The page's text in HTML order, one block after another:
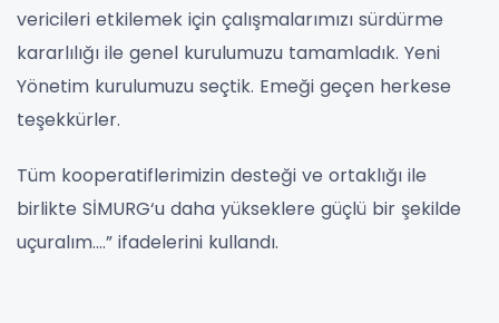
vericileri etkilemek için çalışmalarımızı sürdürme
kararlılığı ile genel kurulumuzu tamamladık. Yeni
Yönetim kurulumuzu seçtik. Emeği geçen herkese
teşekkürler.
Tüm kooperatiflerimizin desteği ve ortaklığı ile
birlikte SİMURG‘u daha yükseklere güçlü bir şekilde
uçuralım….” ifadelerini kullandı.